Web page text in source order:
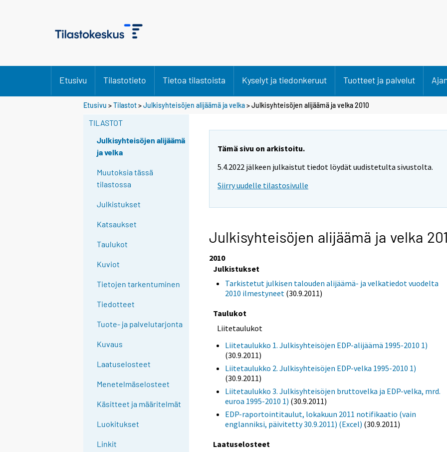
Etusivu Tilastotieto Tietoa tilastoista Kyselyt ja tiedonkeruut Tuotteet ja palvelut
Etusivu >Tilastot>Julkisyhteisöjen alijäämä ja velka> Julkisyhteisöjen alijäämä ja velka 2010
TILASTOT
Julkisyhteisöjen alijäämä
ja velka
Muutoksia tässä
tilastossa
Julkistukset
Katsaukset
Taulukot
Kuviot
Tietojen tarkentuminen
Tiedotteet
Tuote- ja palvelutarjonta
Kuvaus
Laatuselosteet
Menetelmäselosteet
Käsitteet ja määritelmät
Luokitukset
Linkit
Tämä sivu on arkistoitu.
5.4.2022 jälkeen julkaistut tiedot löydät uudistetulta sivustolta.
Siirry uudelle tilastosivulle
Julkisyhteisöjen alijäämä ja velka
2010
Julkistukset
Tarkistetut julkisen talouden alijäämä- ja velkatiedot vuodelta
2010 ilmestyneet (30.9.2011)
Taulukot
Liitetaulukot
Liitetaulukko 1. Julkisyhteisöjen EDP-alijäämä 1995-2010 1)
(30.9.2011)
Liitetaulukko 2. Julkisyhteisöjen EDP-velka 1995-2010 1)
(30.9.2011)
Liitetaulukko 3. Julkisyhteisöjen bruttovelka ja EDP-velka, mrd.
euroa 1995-2010 1) (30.9.2011)
EDP-raportointitaulut, lokakuun 2011 notifikaatio (vain
englanniksi, päivitetty 30.9.2011) (Excel) (30.9.2011)
Laatuselosteet